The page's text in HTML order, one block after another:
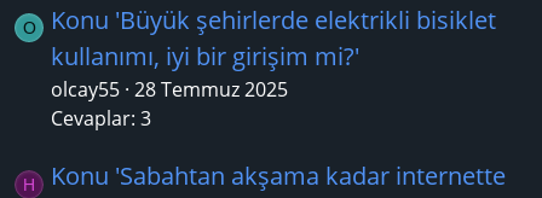
O
Konu 'Büyük şehirlerde elektrikli bisiklet
kullanımı, iyi bir girişim mi?'
olcay55 28 Temmuz 2025
Cevaplar: 3
H
Konu 'Sabahtan akşama kadar internette